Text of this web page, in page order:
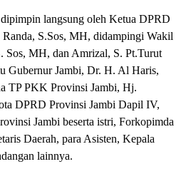
langsung oleh Ketua DPRD
S.Sos, MH, didampingi Wakil
Sos, MH, dan Amrizal, S. Pt.Turut
Gubernur Jambi, Dr. H. Al Haris,
TP PKK Provinsi Jambi, Hj.
DPRD Provinsi Jambi Dapil IV,
Jambi beserta istri, Forkopimda
Daerah, para Asisten, Kepala
lainnya.